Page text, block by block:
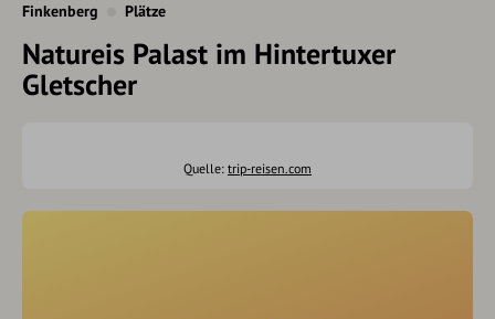
Finkenberg Plätze
Natureis Palast im Hintertuxer
Gletscher
Quelle: trip-reisen.com